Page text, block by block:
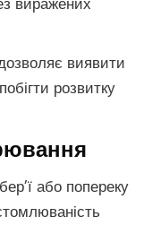
виявити
розвитку
або попереку